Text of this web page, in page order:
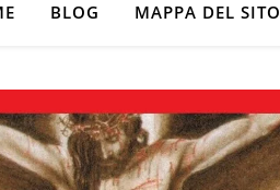
BLOG MAPPA DEL SITO